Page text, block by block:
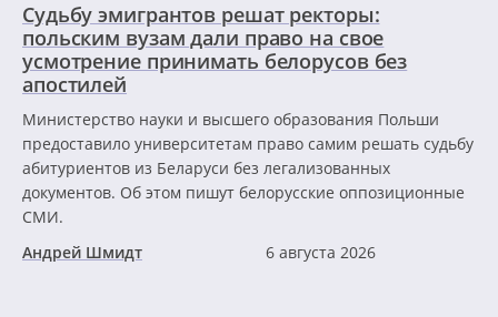
Судьбу эмигрантов решат ректоры:
польским вузам дали право на свое
усмотрение принимать белорусов без
апостилей
Министерство науки и высшего образования Польши
предоставило университетам право самим решать судьбу
абитуриентов из Беларуси без легализованных
документов. Об этом пишут белорусские оппозиционные
СМИ.
Андрей Шмидт
6 августа 2026